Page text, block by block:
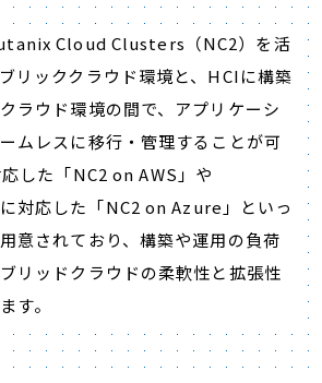
Cloud Clusters（NC2）を活
リッククラウド環境と、HCIに構築
ラウド環境の間で、アプリケーシ
ムレスに移行・管理することが可
した「NC2 on AWS」や
応した「NC2 on Azure」といっ
意されており、構築や運用の負荷
リッドクラウドの柔軟性と拡張性
す。